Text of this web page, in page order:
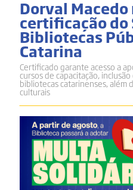
Dorval Macedo
certificação do
Bibliotecas
Catarina
Certificado garante acesso a
cursos de capacitação,
bibliotecas catarinenses, além
culturais